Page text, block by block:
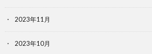
2023年11月
2023年10月